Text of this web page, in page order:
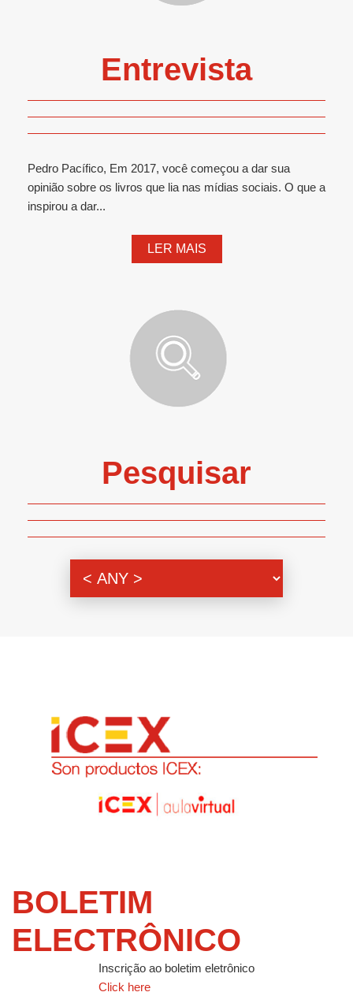
Entrevista
Pedro Pacífico, Em 2017, você começou a dar sua
opinião sobre os livros que lia nas mídias sociais. O que a
inspirou a dar...
LER MAIS
Pesquisar
BOLETIM
ELECTRÔNICO
Inscrição ao boletim eletrônico
Click here